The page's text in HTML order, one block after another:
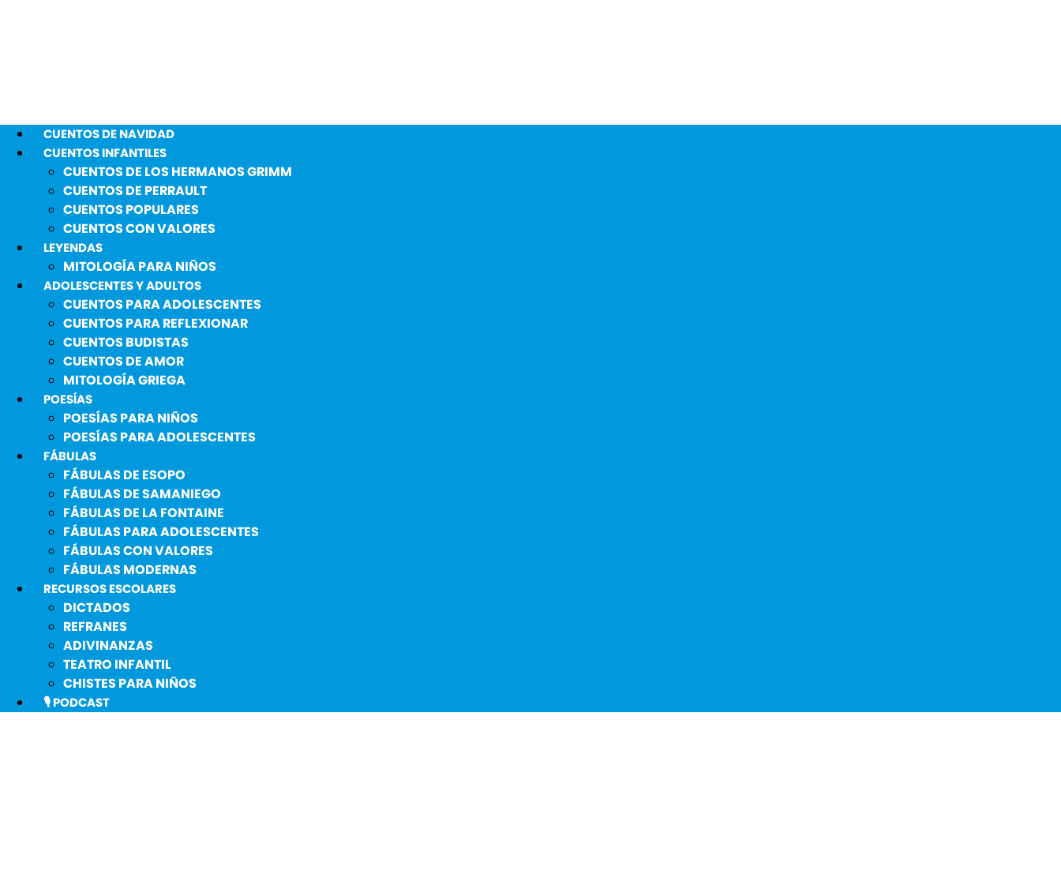
CUENTOS DE NAVIDAD
CUENTOS INFANTILES
CUENTOS DE LOS HERMANOS GRIMM
CUENTOS DE PERRAULT
CUENTOS POPULARES
CUENTOS CON VALORES
LEYENDAS
MITOLOGÍA PARA NIÑOS
ADOLESCENTES Y ADULTOS
CUENTOS PARA ADOLESCENTES
CUENTOS PARA REFLEXIONAR
CUENTOS BUDISTAS
CUENTOS DE AMOR
MITOLOGÍA GRIEGA
POESÍAS
POESÍAS PARA NIÑOS
POESÍAS PARA ADOLESCENTES
FÁBULAS
FÁBULAS DE ESOPO
FÁBULAS DE SAMANIEGO
FÁBULAS DE LA FONTAINE
FÁBULAS PARA ADOLESCENTES
FÁBULAS CON VALORES
FÁBULAS MODERNAS
RECURSOS ESCOLARES
DICTADOS
REFRANES
ADIVINANZAS
TEATRO INFANTIL
CHISTES PARA NIÑOS
🎙️ PODCAST